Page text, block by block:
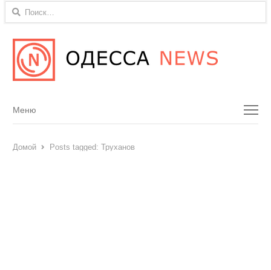
Найти:
Menu
Меню
Домой Posts tagged: Труханов